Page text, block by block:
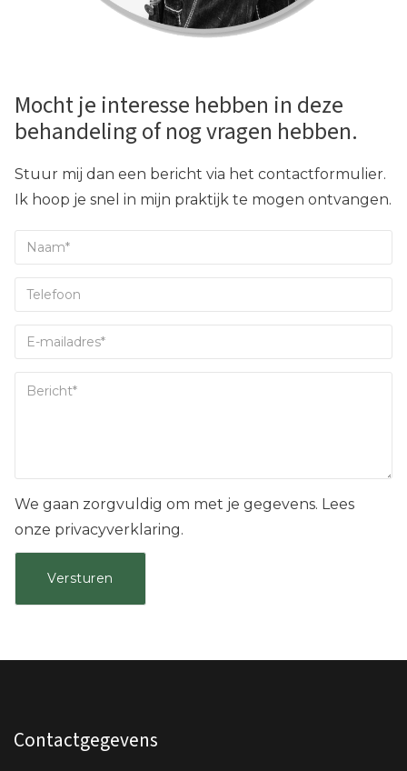
Mocht je interesse hebben in deze
behandeling of nog vragen hebben.
Stuur mij dan een bericht via het contactformulier.
Ik hoop je snel in mijn praktijk te mogen ontvangen.
We gaan zorgvuldig om met je gegevens. Lees
onze privacyverklaring.
Contactgegevens